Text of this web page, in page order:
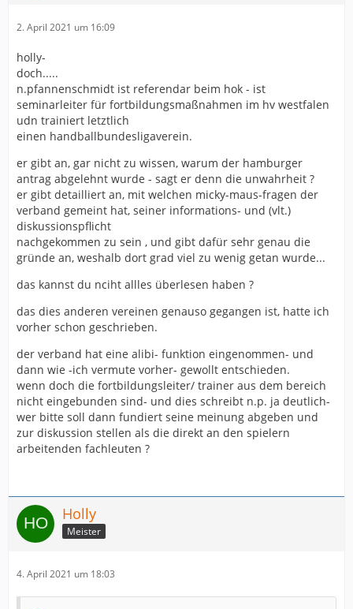
2. April 2021 um 16:09
holly-
doch.....
n.pfannenschmidt ist referendar beim hok - ist
seminarleiter für fortbildungsmaßnahmen im hv westfalen
udn trainiert letztlich
einen handballbundesligaverein.
er gibt an, gar nicht zu wissen, warum der hamburger
antrag abgelehnt wurde - sagt er denn die unwahrheit ?
er gibt detailliert an, mit welchen micky-maus-fragen der
verband gemeint hat, seiner informations- und (vlt.)
diskussionspflicht
nachgekommen zu sein , und gibt dafür sehr genau die
gründe an, weshalb dort grad viel zu wenig getan wurde...
das kannst du nciht allles überlesen haben ?
das dies anderen vereinen genauso gegangen ist, hatte ich
vorher schon geschrieben.
der verband hat eine alibi- funktion eingenommen- und
dann wie -ich vermute vorher- gewollt entschieden.
wenn doch die fortbildungsleiter/ trainer aus dem bereich
nicht eingebunden sind- und dies schreibt n.p. ja deutlich-
wer bitte soll dann fundiert seine meinung abgeben und
zur diskussion stellen als die direkt an den spielern
arbeitenden fachleuten ?
Holly
Meister
4. April 2021 um 18:03